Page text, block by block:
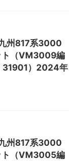
州817系3000
ト（VM3009編
31901）2024年
州817系3000
ト（VM3005編